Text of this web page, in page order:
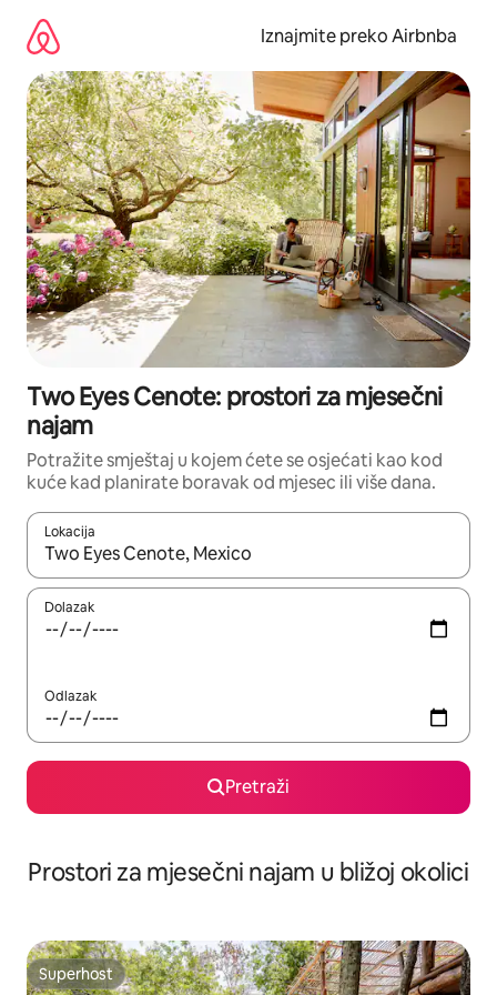
sadržaj
Iznajmite preko Airbnba
Two Eyes Cenote: prostori za mjesečni
najam
Potražite smještaj u kojem ćete se osjećati kao kod
kuće kad planirate boravak od mjesec ili više dana.
Lokacija
Kada budu dostupni rezultati, moći ćete ih pregledati
Dolazak
Odlazak
Pretraži
Prostori za mjesečni najam u bližoj okolici
Superhost
Superhost